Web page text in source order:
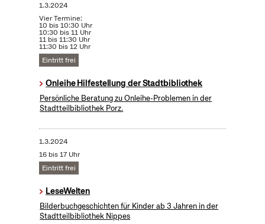
1.3.2024
Vier Termine:
10 bis 10:30 Uhr
10:30 bis 11 Uhr
11 bis 11:30 Uhr
11:30 bis 12 Uhr
Eintritt frei
Onleihe Hilfestellung der Stadtbibliothek
Persönliche Beratung zu Onleihe-Problemen in der
Stadtteilbibliothek Porz.
1.3.2024
16 bis 17 Uhr
Eintritt frei
LeseWelten
Bilderbuchgeschichten für Kinder ab 3 Jahren in der
Stadtteilbibliothek Nippes